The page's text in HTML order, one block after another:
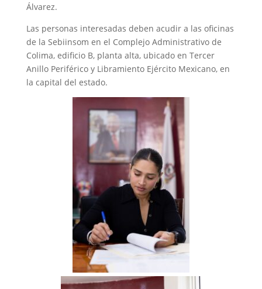
Álvarez.
Las personas interesadas deben acudir a las oficinas
de la Sebiinsom en el Complejo Administrativo de
Colima, edificio B, planta alta, ubicado en Tercer
Anillo Periférico y Libramiento Ejército Mexicano, en
la capital del estado.